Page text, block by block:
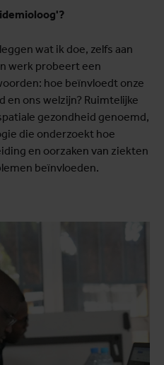
wat ik doe, zelfs aan
werk probeert een
hoe beïnvloedt onze
en ons welzijn? Ruimtelijke
gezondheid genoemd,
die onderzoekt hoe
en oorzaken van ziekten
beïnvloeden.